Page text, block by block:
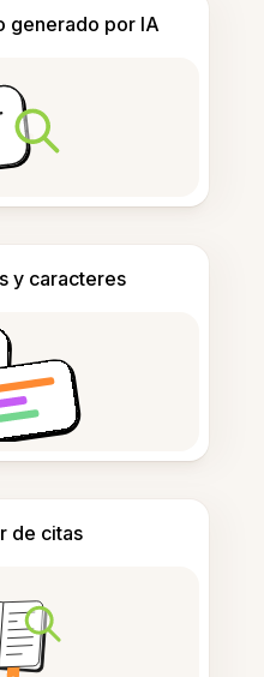
generado por IA
y caracteres
de citas